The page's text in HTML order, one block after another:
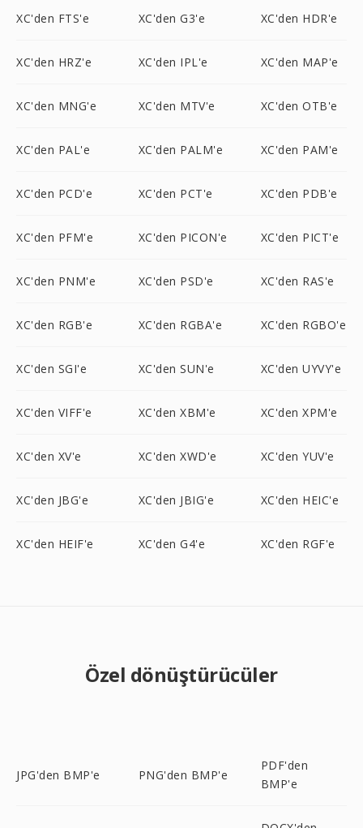
XC'den FTS'e XC'den G3'e XC'den HDR'e
XC'den HRZ'e XC'den IPL'e XC'den MAP'e
XC'den MNG'e XC'den MTV'e XC'den OTB'e
XC'den PAL'e XC'den PALM'e XC'den PAM'e
XC'den PCD'e XC'den PCT'e XC'den PDB'e
XC'den PFM'e XC'den PICON'e XC'den PICT'e
XC'den PNM'e XC'den PSD'e XC'den RAS'e
XC'den RGB'e XC'den RGBA'e XC'den RGBO'e
XC'den SGI'e XC'den SUN'e XC'den UYVY'e
XC'den VIFF'e XC'den XBM'e XC'den XPM'e
XC'den XV'e XC'den XWD'e XC'den YUV'e
XC'den JBG'e XC'den JBIG'e XC'den HEIC'e
XC'den HEIF'e XC'den G4'e XC'den RGF'e
Özel dönüştürücüler
JPG'den BMP'e PNG'den BMP'e
PDF'den
BMP'e